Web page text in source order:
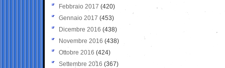
Febbraio 2017 (420)
Gennaio 2017 (453)
Dicembre 2016 (438)
Novembre 2016 (438)
Ottobre 2016 (424)
Settembre 2016 (367)